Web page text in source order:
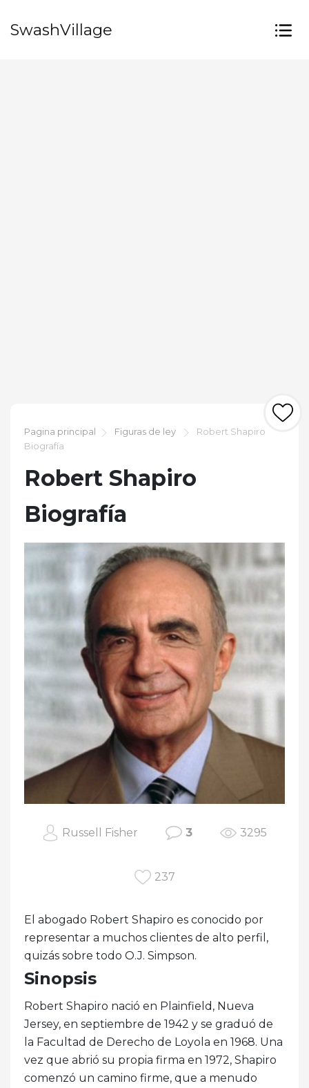
SwashVillage
Pagina principal Figuras de ley
Robert Shapiro
Biografía
Robert Shapiro
Biografía
Russell Fisher 3 3295
237
El abogado Robert Shapiro es conocido por
representar a muchos clientes de alto perfil,
quizás sobre todo O.J. Simpson.
Sinopsis
Robert Shapiro nació en Plainfield, Nueva
Jersey, en septiembre de 1942 y se graduó de
la Facultad de Derecho de Loyola en 1968. Una
vez que abrió su propia firma en 1972, Shapiro
comenzó un camino firme, que a menudo